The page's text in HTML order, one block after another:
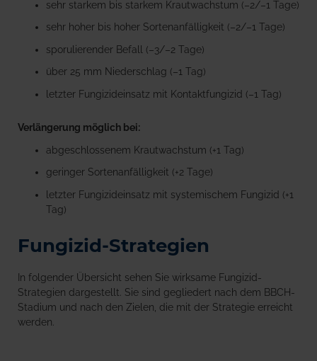
sehr starkem bis starkem Krautwachstum (–2/–1 Tage)
sehr hoher bis hoher Sortenanfälligkeit (–2/–1 Tage)
sporulierender Befall (–3/–2 Tage)
über 25 mm Niederschlag (–1 Tag)
letzter Fungizideinsatz mit Kontaktfungizid (–1 Tag)
Verlängerung möglich bei:
abgeschlossenem Krautwachstum (+1 Tag)
geringer Sortenanfälligkeit (+2 Tage)
letzter Fungizideinsatz mit systemischem Fungizid (+1
Tag)
Fungizid-Strategien
In folgender Übersicht sehen Sie wirksame Fungizid-
Strategien dargestellt. Sie sind gegliedert nach dem BBCH-
Stadium und nach den Zielen, die mit der Strategie erreicht
werden.